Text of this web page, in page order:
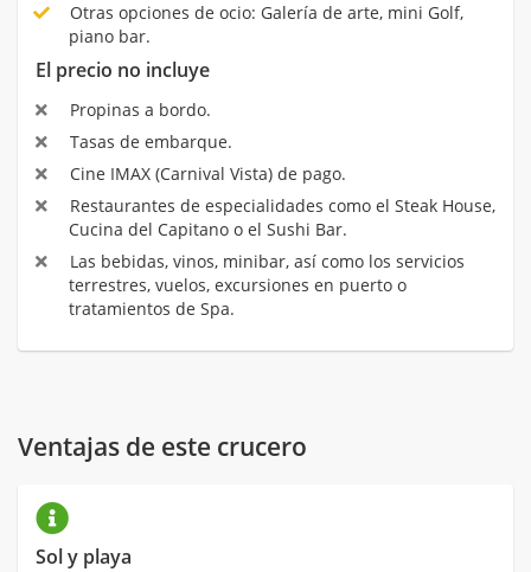
Otras opciones de ocio: Galería de arte, mini Golf,
piano bar.
El precio no incluye
Propinas a bordo.
Tasas de embarque.
Cine IMAX (Carnival Vista) de pago.
Restaurantes de especialidades como el Steak House,
Cucina del Capitano o el Sushi Bar.
Las bebidas, vinos, minibar, así como los servicios
terrestres, vuelos, excursiones en puerto o
tratamientos de Spa.
Ventajas de este crucero
Sol y playa